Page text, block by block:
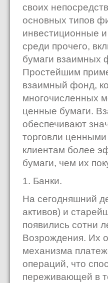
своих
основных типов
инвестиционные
среди прочего,
бумаги взаимных
Простейшим
взаимный фонд,
многочисленных
ценные бумаги.
обеспечивают
торговли
клиентам более
бумаги, чем их
1. Банки.
На сегодняшний
активов) и
появились сотни
Возрождения. Их
механизма
операций, что
переживающей в